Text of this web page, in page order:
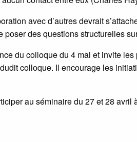
avec d’autres devrait
poser des questions structurelles
du colloque du 4 mai et invite
colloque. Il encourage les
au séminaire du 27 et 28